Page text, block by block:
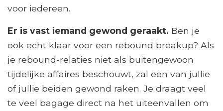
voor iedereen.
Er is vast iemand gewond geraakt. Ben je
ook echt klaar voor een rebound breakup? Als
je rebound-relaties niet als buitengewoon
tijdelijke affaires beschouwt, zal een van jullie
of jullie beiden gewond raken. Je draagt ​​veel
te veel bagage direct na het uiteenvallen om